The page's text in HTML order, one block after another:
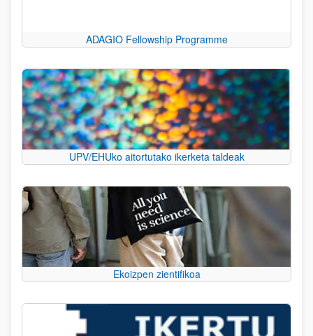
ADAGIO Fellowship Programme
UPV/EHUko aitortutako ikerketa taldeak
Ekoizpen zientifikoa